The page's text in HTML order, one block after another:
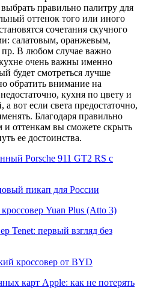
правильно палитру для
оттенок того или иного
сочетания скучного
салатовым, оранжевым,
В любом случае важно
очень важны именно
будет смотреться лучше
обратить внимание на
кухня по цвету и
вот если света предостаточно,
Благодаря правильно
и оттенкам вы сможете скрыть
ее достоинства.
Porsche 911 GT2 RS с
пикап для России
Yuan Plus (Atto 3)
Tenet: первый взгляд без
кроссовер от BYD
карт Apple: как не потерять